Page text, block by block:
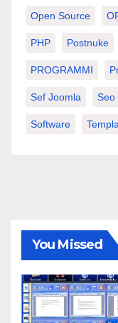
Open Source
PHP Postnuke
PROGRAMMI
Sef Joomla Seo
Software
You Missed